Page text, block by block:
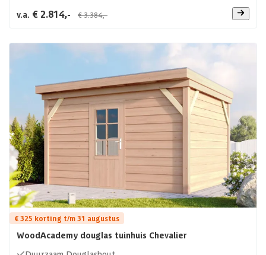
v.a. € 2.814,- € 3.384,-
€ 325 korting t/m 31 augustus
WoodAcademy douglas tuinhuis Chevalier